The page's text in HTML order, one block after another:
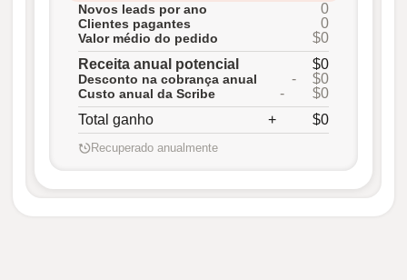
Novos leads por ano 0
Clientes pagantes 0
Valor médio do pedido
$0
Receita anual potencial
$0
Desconto na cobrança anual - $0
Custo anual da Scribe -
$0
Total ganho
+ $0
Recuperado anualmente